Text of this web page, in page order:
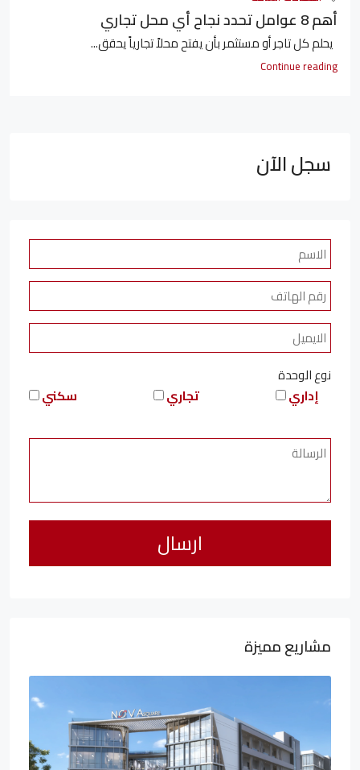
أهم 8 عوامل تحدد نجاح أي محل تجاري
يحلم كل تاجر أو مستثمر بأن يفتح محلاً تجارياً يحقق...
Continue reading
سجل الآن
نوع الوحدة
سكني
تجاري إداري
مشاريع مميزة